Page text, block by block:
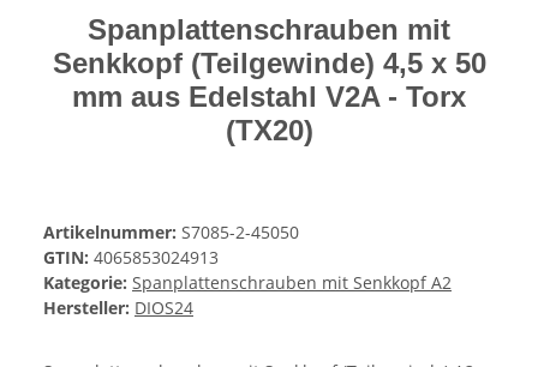
Spanplattenschrauben mit
Senkkopf (Teilgewinde) 4,5 x 50
mm aus Edelstahl V2A - Torx
(TX20)
Artikelnummer: S7085-2-45050
GTIN: 4065853024913
Kategorie: Spanplattenschrauben mit Senkkopf A2
Hersteller: DIOS24